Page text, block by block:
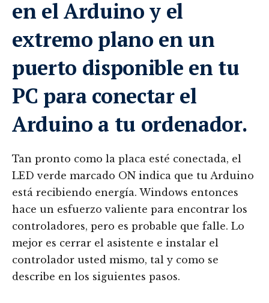
en el Arduino y el
extremo plano en un
puerto disponible en tu
PC para conectar el
Arduino a tu ordenador.
Tan pronto como la placa esté conectada, el
LED verde marcado ON indica que tu Arduino
está recibiendo energía. Windows entonces
hace un esfuerzo valiente para encontrar los
controladores, pero es probable que falle. Lo
mejor es cerrar el asistente e instalar el
controlador usted mismo, tal y como se
describe en los siguientes pasos.